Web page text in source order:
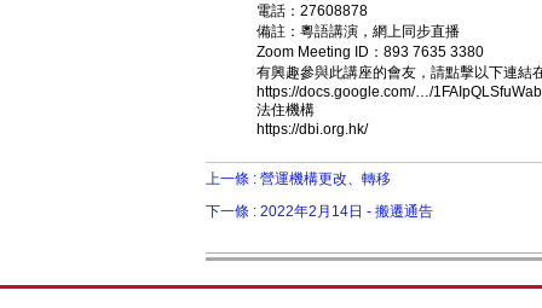
電話：27608878
備註：粵語講演，網上同步直播
Zoom Meeting ID：893 7635 3380
有興趣參與此講座的會友，請點擊以下連結
https://docs.google.com/…/
法住機構
https://dbi.org.hk/
上一條 : 營運機構更改、轉移
下一條 : 2022年2月14日 - 搬遷通告